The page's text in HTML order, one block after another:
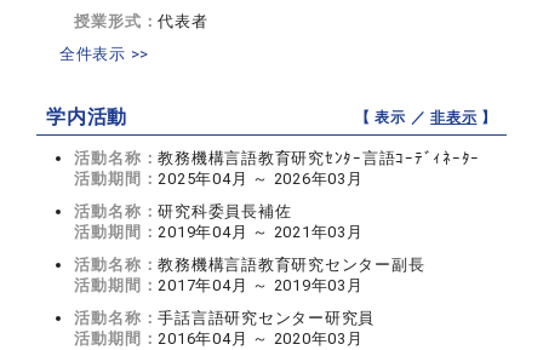
授業形式：代表者
全件表示 >>
学内活動 【 表示 ／非表示 】
活動名称：教務機構言語教育研究ｾﾝﾀｰ言語ｺｰﾃﾞｨﾈｰﾀｰ
活動期間：2025年04月 ～ 2026年03月
活動名称：研究科委員長補佐
活動期間：2019年04月 ～ 2021年03月
活動名称：教務機構言語教育研究センター副長
活動期間：2017年04月 ～ 2019年03月
活動名称：手話言語研究センター研究員
活動期間：2016年04月 ～ 2020年03月